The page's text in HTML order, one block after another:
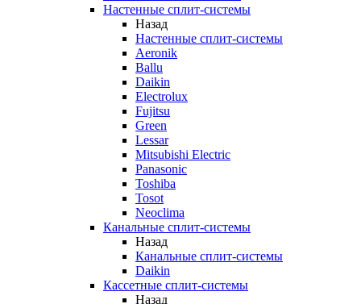
Настенные сплит-системы
Назад
Настенные сплит-системы
Aeronik
Ballu
Daikin
Electrolux
Fujitsu
Green
Lessar
Mitsubishi Electric
Panasonic
Toshiba
Tosot
Neoclima
Канальные сплит-системы
Назад
Канальные сплит-системы
Daikin
Кассетные сплит-системы
Назад